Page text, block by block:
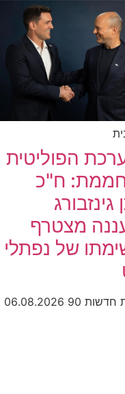
הפוליטית
ח"כ
גינזבורג
מצטרף
של נפתלי
90
06.08.2026